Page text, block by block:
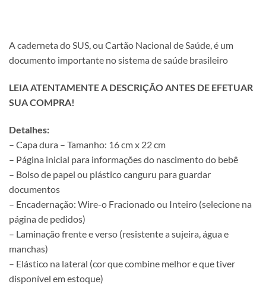
A caderneta do SUS, ou Cartão Nacional de Saúde, é um
documento importante no sistema de saúde brasileiro
LEIA ATENTAMENTE A DESCRIÇÃO ANTES DE EFETUAR
SUA COMPRA!
Detalhes:
– Capa dura – Tamanho: 16 cm x 22 cm
– Página inicial para informações do nascimento do bebê
– Bolso de papel ou plástico canguru para guardar
documentos
– Encadernação: Wire-o Fracionado ou Inteiro (selecione na
página de pedidos)
– Laminação frente e verso (resistente a sujeira, água e
manchas)
– Elástico na lateral (cor que combine melhor e que tiver
disponível em estoque)